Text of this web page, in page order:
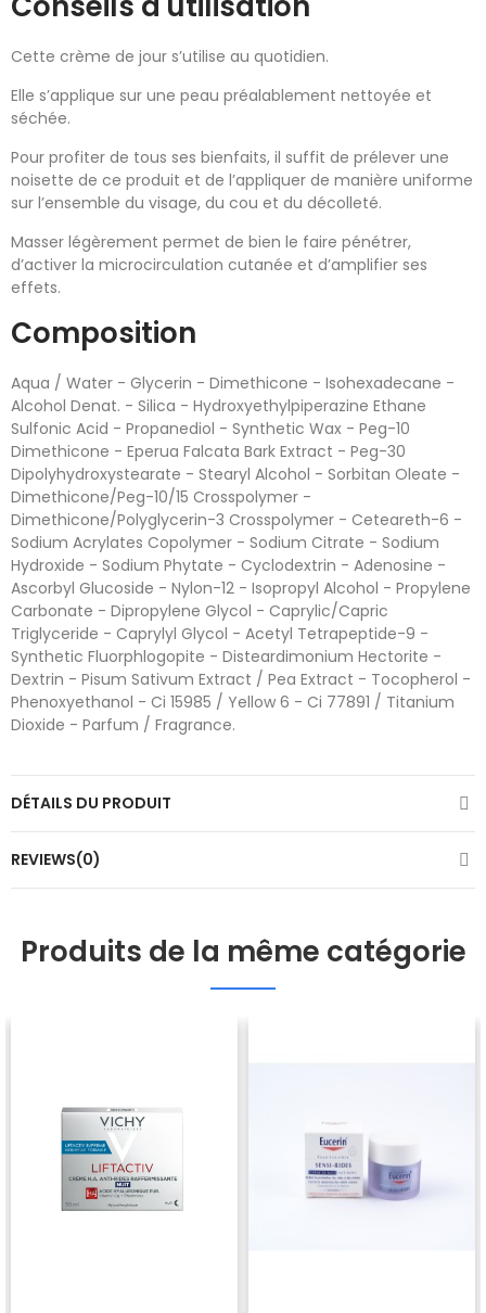
Cette crème de jour s’utilise au quotidien.
Elle s’applique sur une peau préalablement nettoyée et
séchée.
Pour profiter de tous ses bienfaits, il suffit de prélever une
noisette de ce produit et de l’appliquer de manière uniforme
sur l’ensemble du visage, du cou et du décolleté.
Masser légèrement permet de bien le faire pénétrer,
d’activer la microcirculation cutanée et d’amplifier ses
effets.
Composition
Aqua / Water - Glycerin - Dimethicone - Isohexadecane -
Alcohol Denat. - Silica - Hydroxyethylpiperazine Ethane
Sulfonic Acid - Propanediol - Synthetic Wax - Peg-10
Dimethicone - Eperua Falcata Bark Extract - Peg-30
Dipolyhydroxystearate - Stearyl Alcohol - Sorbitan Oleate -
Dimethicone/Peg-10/15 Crosspolymer -
Dimethicone/Polyglycerin-3 Crosspolymer - Ceteareth-6 -
Sodium Acrylates Copolymer - Sodium Citrate - Sodium
Hydroxide - Sodium Phytate - Cyclodextrin - Adenosine -
Ascorbyl Glucoside - Nylon-12 - Isopropyl Alcohol - Propylene
Carbonate - Dipropylene Glycol - Caprylic/Capric
Triglyceride - Caprylyl Glycol - Acetyl Tetrapeptide-9 -
Synthetic Fluorphlogopite - Disteardimonium Hectorite -
Dextrin - Pisum Sativum Extract / Pea Extract - Tocopherol -
Phenoxyethanol - Ci 15985 / Yellow 6 - Ci 77891 / Titanium
Dioxide - Parfum / Fragrance.
DÉTAILS DU PRODUIT
REVIEWS(0)
Produits de la même catégorie